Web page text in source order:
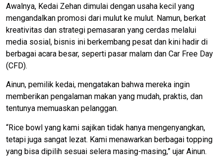
Awalnya, Kedai Zehan dimulai dengan usaha kecil yang
mengandalkan promosi dari mulut ke mulut. Namun, berkat
kreativitas dan strategi pemasaran yang cerdas melalui
media sosial, bisnis ini berkembang pesat dan kini hadir di
berbagai acara besar, seperti pasar malam dan Car Free Day
(CFD).
Ainun, pemilik kedai, mengatakan bahwa mereka ingin
memberikan pengalaman makan yang mudah, praktis, dan
tentunya memuaskan pelanggan.
“Rice bowl yang kami sajikan tidak hanya mengenyangkan,
tetapi juga sangat lezat. Kami menawarkan berbagai topping
yang bisa dipilih sesuai selera masing-masing,” ujar Ainun.